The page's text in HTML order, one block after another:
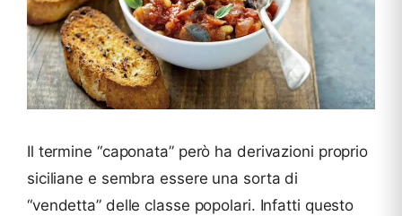
Il termine “caponata” però ha derivazioni proprio
siciliane e sembra essere una sorta di
“vendetta” delle classe popolari. Infatti questo